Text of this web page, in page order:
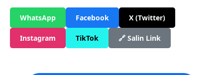
WhatsApp Facebook X (Twitter)
Instagram TikTok 🔗 Salin Link